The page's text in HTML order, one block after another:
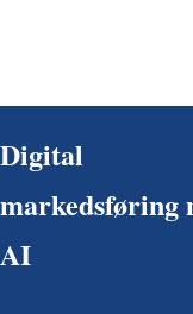
Digital
markedsføring
AI